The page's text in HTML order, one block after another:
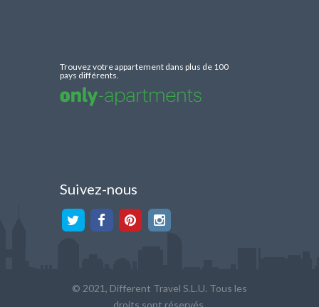
Trouvez votre appartement dans plus de 100
pays différents.
Suivez-nous
© 2021, Different Travel S.L.U. Tous les